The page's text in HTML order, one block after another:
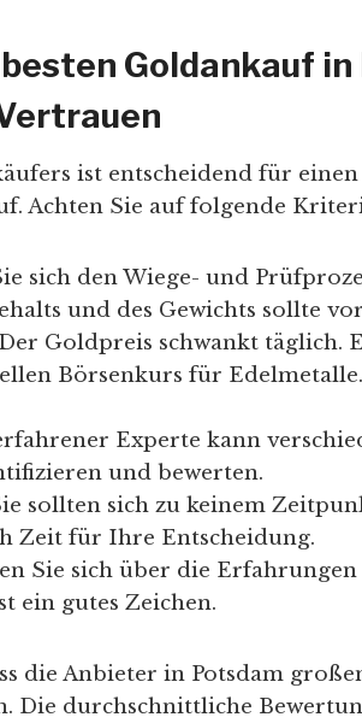
Goldankauf
ist entscheidend für
Achten Sie auf folgende
sich den Wiege- und
und des Gewichts sollte
Der Goldpreis schwankt täglich.
Börsenkurs für
Experte kann
und bewerten.
sollten sich zu keinem
Zeit für Ihre Entscheidung.
Sie sich über die
ein gutes Zeichen.
die Anbieter in Potsdam
Die durchschnittliche